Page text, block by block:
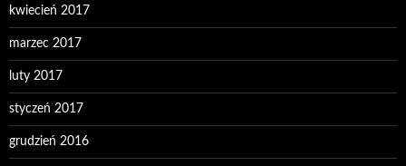
kwiecień 2017
marzec 2017
luty 2017
styczeń 2017
grudzień 2016